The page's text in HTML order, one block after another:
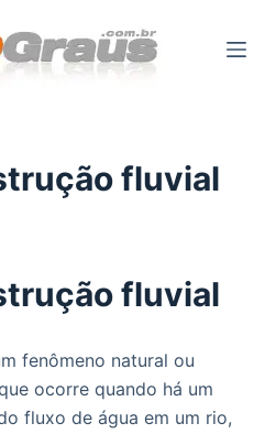
fluvial
fluvial
fenômeno natural ou
ocorre quando há um
fluxo de água em um rio,